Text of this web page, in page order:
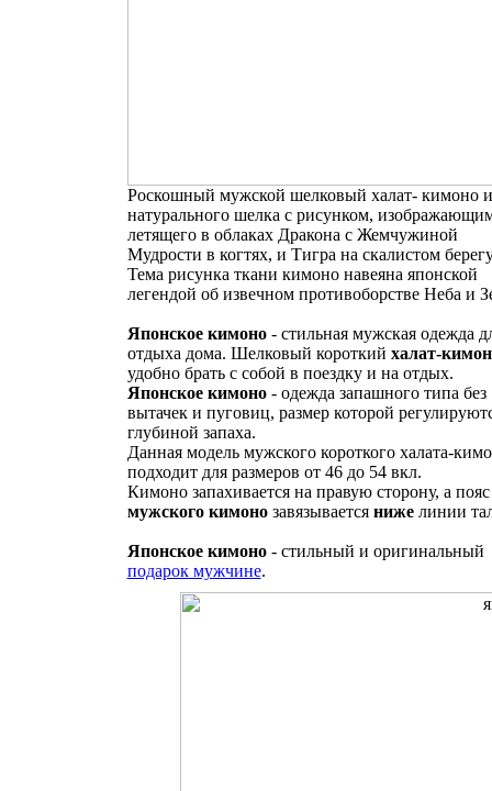
Роскошный мужской шелковый халат- кимоно
натурального шелка с рисунком,
летящего в облаках Дракона с Жемчужиной
Мудрости в когтях, и Тигра на скалистом
Тема рисунка ткани кимоно навеяна японской
легендой об извечном противоборстве Неба и
Японское кимоно- стильная мужская одежда
отдыха дома. Шелковый короткий халат-
удобно брать с собой в поездку и на отдых.
Японское кимоно- одежда запашного типа без
вытачек и пуговиц, размер которой
глубиной запаха.
Данная модель мужского короткого халата-
подходит для размеров от 46 до 54 вкл.
Кимоно запахивается на правую сторону, а пояс
мужского кимонозавязывается нижелинии
Японское кимоно- стильный и оригинальный
подарок мужчине.